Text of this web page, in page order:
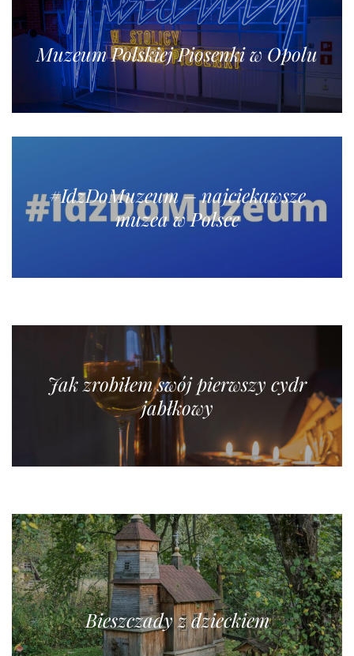
Muzeum Polskiej Piosenki w Opolu
#IdzDoMuzeum – najciekawsze
muzea w Polsce
Jak zrobiłem swój pierwszy cydr
jabłkowy
Bieszczady z dzieckiem